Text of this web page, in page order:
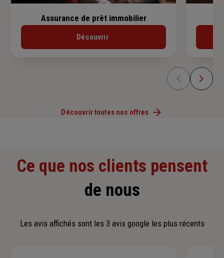
Assurance de prêt immobilier
Découvrir
Découvrir toutes nos offres
Ce que nos clients pensent
de nous
Les avis affichés sont les 3 avis google les plus récents